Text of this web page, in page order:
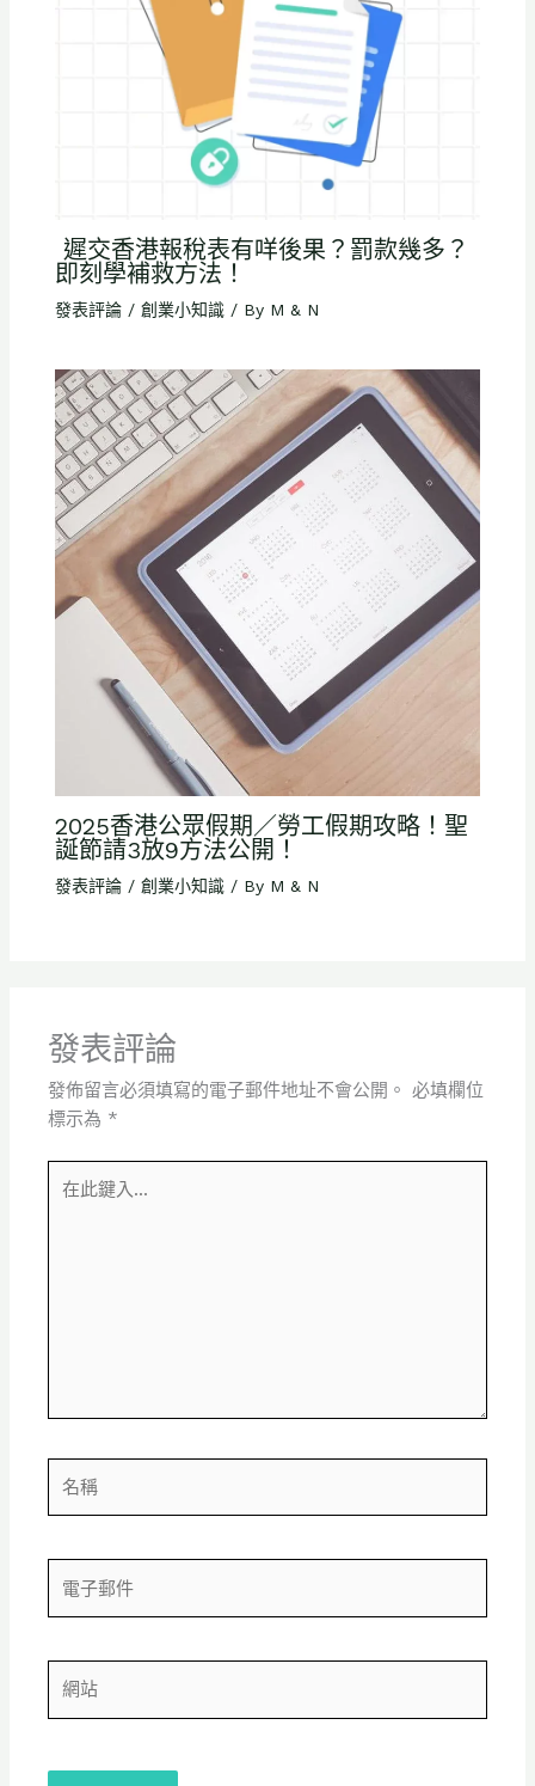
遲交香港報稅表有咩後果？罰款幾多？
即刻學補救方法！
發表評論 / 創業小知識/ By M & N
2025香港公眾假期／勞工假期攻略！聖
誕節請3放9方法公開！
發表評論 / 創業小知識/ By M & N
發表評論
發佈留言必須填寫的電子郵件地址不會公開。 必填欄位
標示為 *
子
件
站